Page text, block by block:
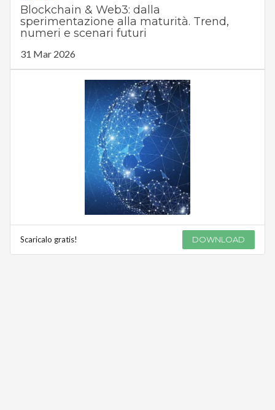
Blockchain & Web3: dalla
sperimentazione alla maturità. Trend,
numeri e scenari futuri
31 Mar 2026
Scaricalo gratis! DOWNLOAD